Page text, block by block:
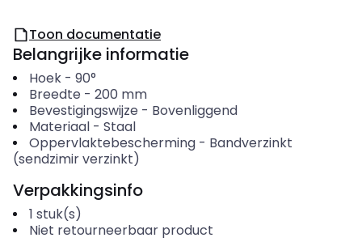
Toon documentatie
Belangrijke informatie
Hoek- 90°
Breedte - 200 mm
Bevestigingswijze - Bovenliggend
Materiaal- Staal
Oppervlaktebescherming- Bandverzinkt
(sendzimir verzinkt)
Verpakkingsinfo
1 stuk(s)
Niet retourneerbaar product